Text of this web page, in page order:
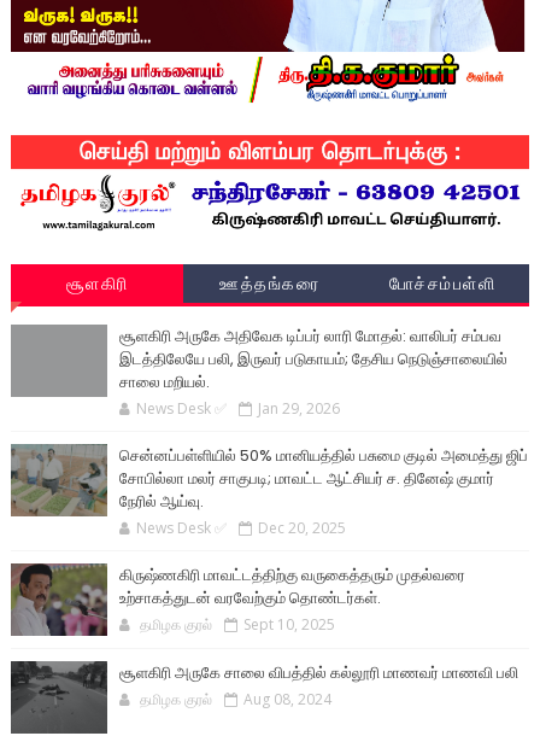
சூளகிரி ஊத்தங்கரை போச்சம்பள்ளி
சூளகிரி அருகே அதிவேக டிப்பர் லாரி மோதல்: வாலிபர் சம்பவ
இடத்திலேயே பலி, இருவர் படுகாயம்; தேசிய நெடுஞ்சாலையில்
சாலை மறியல்.
News Desk ✅ Jan 29, 2026
சென்னப்பள்ளியில் 50% மானியத்தில் பசுமை குடில் அமைத்து ஜிப்
சோபில்லா மலர் சாகுபடி; மாவட்ட ஆட்சியர் ச. தினேஷ் குமார்
நேரில் ஆய்வு.
News Desk ✅ Dec 20, 2025
கிருஷ்ணகிரி மாவட்டத்திற்கு வருகைத்தரும் முதல்வரை
உற்சாகத்துடன் வரவேற்கும் தொண்டர்கள்.
தமிழக குரல் Sept 10, 2025
சூளகிரி அருகே சாலை விபத்தில் கல்லூரி மாணவர் மாணவி பலி
தமிழக குரல் Aug 08, 2024